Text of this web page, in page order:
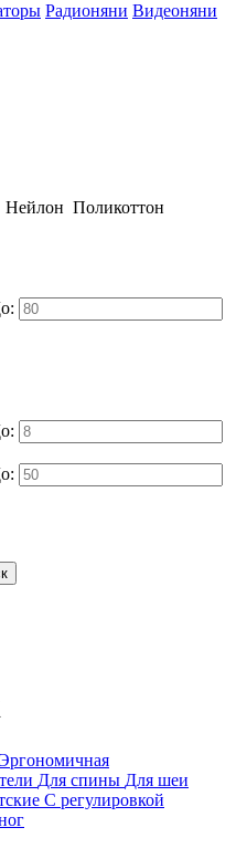
Радионяни Видеоняни
Нейлон Поликоттон
Для спины Для шеи
С регулировкой